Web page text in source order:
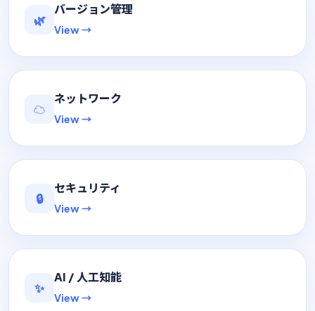
🌿
バージョン管理
View →
☁️
ネットワーク
View →
🔒
セキュリティ
View →
✨
AI / 人工知能
View →